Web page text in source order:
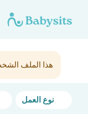
هذا الملف